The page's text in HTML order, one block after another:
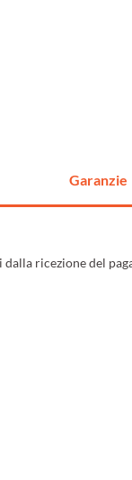
Garanzie
ricezione del